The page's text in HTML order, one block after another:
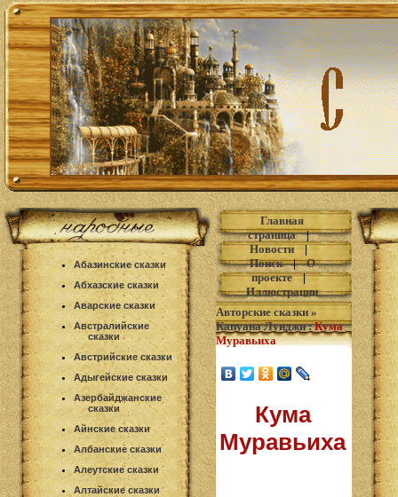
Абазинские сказки
Абхазские сказки
Аварские сказки
Австралийские
сказки
Австрийские сказки
Адыгейские сказки
Азербайджанские
сказки
Айнские сказки
Албанские сказки
Алеутские сказки
Алтайские сказки
Главная
страница|
Новости|
Поиск|О
проекте|
Иллюстрации
Авторские сказки »
Капуана Луиджи: Кума
Муравьиха
Кума
Муравьиха